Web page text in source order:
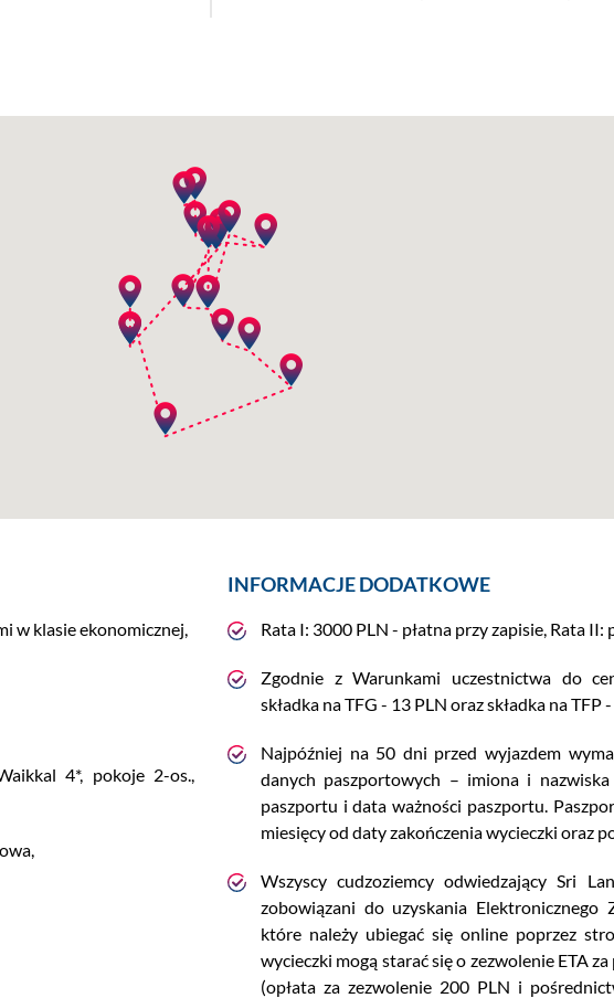
w klasie ekonomicznej,
4*, pokoje 2-os.,
INFORMACJE DODATKOWE
Rata I: 3000 PLN - płatna przy zapisie, Rata
Zgodnie z Warunkami uczestnictwa do
składka na TFG - 13 PLN oraz składka na TFP
Najpóźniej na 50 dni przed wyjazdem
danych paszportowych – imiona i
paszportu i data ważności paszportu.
miesięcy od daty zakończenia wycieczki oraz
Wszyscy cudzoziemcy odwiedzający Sri
zobowiązani do uzyskania Elektronicznego
które należy ubiegać się online poprzez
wycieczki mogą starać się o zezwolenie ETA
(opłata za zezwolenie 200 PLN i